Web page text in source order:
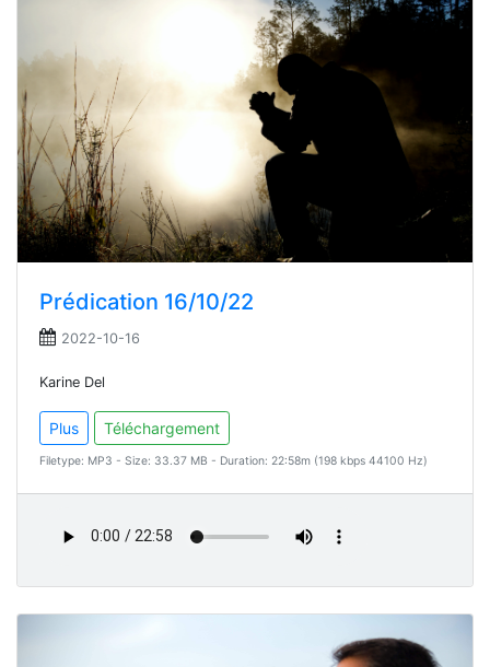
Prédication 16/10/22
2022-10-16
Karine Del
Plus Téléchargement
Filetype: MP3 - Size: 33.37 MB - Duration: 22:58m (198 kbps 44100 Hz)